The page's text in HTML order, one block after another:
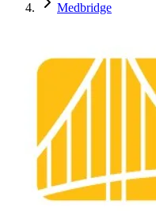
Medbridge